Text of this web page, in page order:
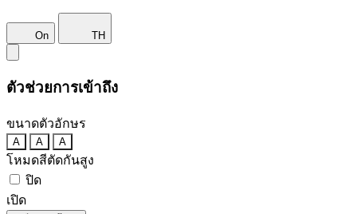
On TH
ตัวช่วยการเข้าถึง
ขนาดตัวอักษร
A A A
โหมดสีตัดกันสูง
ปิด
เปิด